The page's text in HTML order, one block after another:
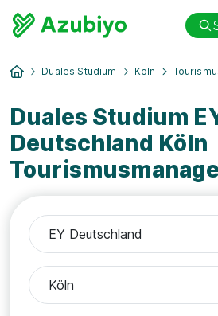
Duales Studium Köln
Duales Studium
Deutschland Köln